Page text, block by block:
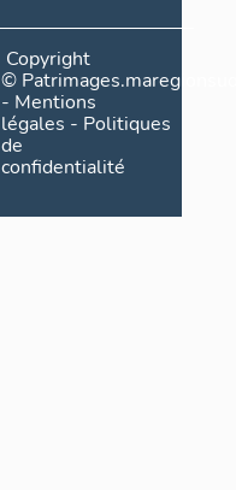
Copyright
©
- Mentions
légales - Politiques
de
confidentialité